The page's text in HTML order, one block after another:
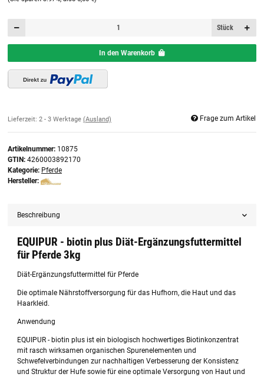
Stück
In den Warenkorb
Lieferzeit: 2 - 3 Werktage (Ausland) Frage zum Artikel
Artikelnummer: 10875
GTIN: 4260003892170
Kategorie: Pferde
Hersteller:
Beschreibung
EQUIPUR - biotin plus Diät-Ergänzungsfuttermittel
für Pferde 3kg
Diät-Ergänzungsfuttermittel für Pferde
Die optimale Nährstoffversorgung für das Hufhorn, die Haut und das
Haarkleid.
Anwendung
EQUIPUR - biotin plus ist ein biologisch hochwertiges Biotinkonzentrat
mit rasch wirksamen organischen Spurenelementen und
Schwefelverbindungen zur nachhaltigen Verbesserung der Konsistenz
und Struktur der Hufe sowie für eine optimale Versorgung von Haut und